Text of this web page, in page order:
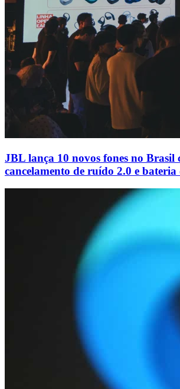
JBL lança 10 novos fones no Brasil
cancelamento de ruído 2.0 e bateria